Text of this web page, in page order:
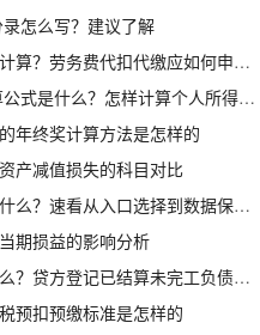
怎么写？建议了解
劳务费代扣代缴的个人所得税如何计算？劳务费代扣代缴应如何申报
2026年个人所得税缴纳标准的计算公式是什么？怎样计算个人所得税
年终奖计算方法是怎样的
产减值损失的科目对比
电子税务局更正增值税申报流程是什么？速看从入口选择到数据保存
期损益的影响分析
合同结算科目的借贷方分别代表什么？贷方登记已结算未完工负债
预扣预缴标准是怎样的